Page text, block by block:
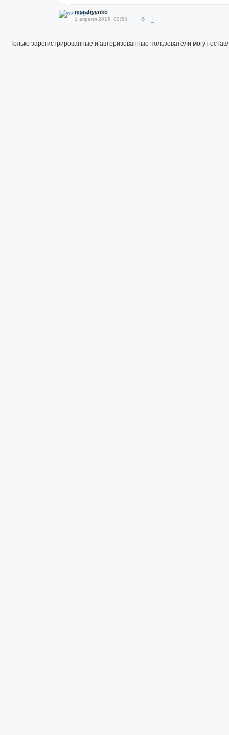
msrafiyenko
1 апреля 2015, 00:53 ↑
Только зарегистрированные и авторизованные пользователи могут